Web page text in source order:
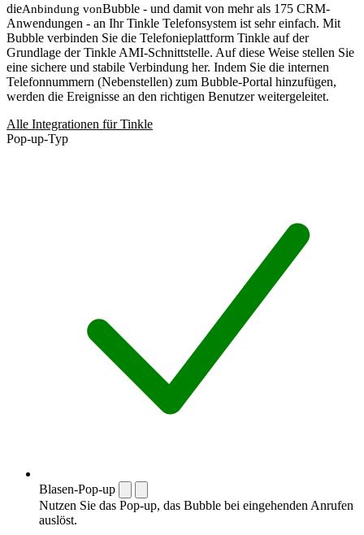
dieAnbindung vonBubble - und damit von mehr als 175 CRM-
Anwendungen - an Ihr Tinkle Telefonsystem ist sehr einfach. Mit
Bubble verbinden Sie die Telefonieplattform Tinkle auf der
Grundlage der Tinkle AMI-Schnittstelle. Auf diese Weise stellen Sie
eine sichere und stabile Verbindung her. Indem Sie die internen
Telefonnummern (Nebenstellen) zum Bubble-Portal hinzufügen,
werden die Ereignisse an den richtigen Benutzer weitergeleitet.
Alle Integrationen für Tinkle
Pop-up-Typ
Blasen-Pop-up
Nutzen Sie das Pop-up, das Bubble bei eingehenden Anrufen
auslöst.